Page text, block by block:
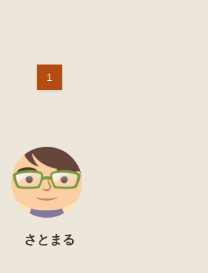
1
さとまる